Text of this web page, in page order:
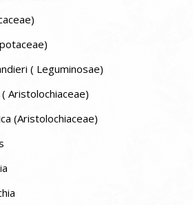
( Leguminosae)
Aristolochiaceae)
(Aristolochiaceae)